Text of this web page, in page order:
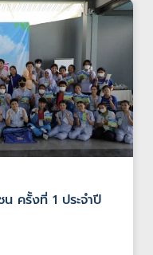
ครั้งที่ 1 ประจำปี